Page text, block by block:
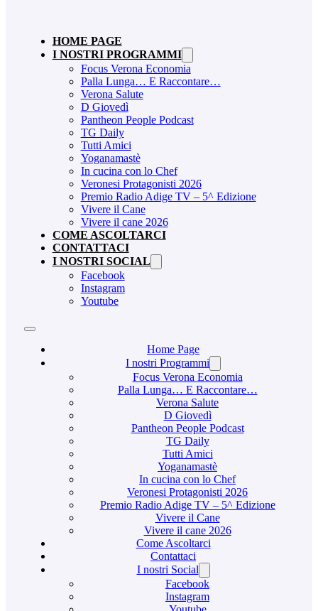
HOME PAGE
I NOSTRI PROGRAMMI
Focus Verona Economia
Palla Lunga… E Raccontare…
Verona Salute
D Giovedì
Pantheon People Podcast
TG Daily
Tutti Amici
Yoganamastè
In cucina con lo Chef
Veronesi Protagonisti 2026
Premio Radio Adige TV – 5^ Edizione
Vivere il Cane
Vivere il cane 2026
COME ASCOLTARCI
CONTATTACI
I NOSTRI SOCIAL
Facebook
Instagram
Youtube
Home Page
I nostri Programmi
Focus Verona Economia
Palla Lunga… E Raccontare…
Verona Salute
D Giovedì
Pantheon People Podcast
TG Daily
Tutti Amici
Yoganamastè
In cucina con lo Chef
Veronesi Protagonisti 2026
Premio Radio Adige TV – 5^ Edizione
Vivere il Cane
Vivere il cane 2026
Come Ascoltarci
Contattaci
I nostri Social
Facebook
Instagram